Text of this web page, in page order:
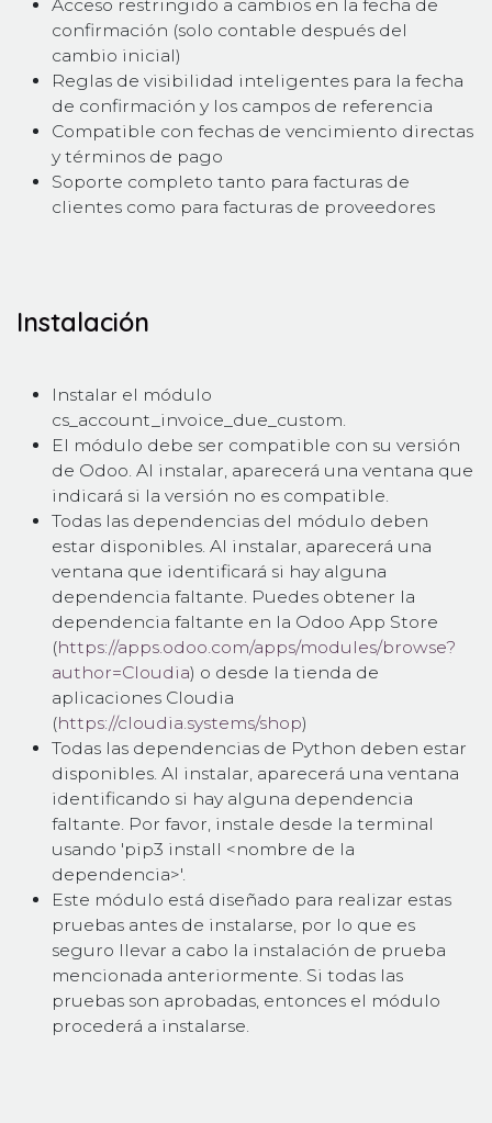
Acceso restringido a cambios en la fecha de
confirmación (solo contable después del
cambio inicial)
Reglas de visibilidad inteligentes para la fecha
de confirmación y los campos de referencia
Compatible con fechas de vencimiento directas
y términos de pago
Soporte completo tanto para facturas de
clientes como para facturas de proveedores
Instalación
Instalar el módulo
cs_account_invoice_due_custom.
El módulo debe ser compatible con su versión
de Odoo. Al instalar, aparecerá una ventana que
indicará si la versión no es compatible.
Todas las dependencias del módulo deben
estar disponibles. Al instalar, aparecerá una
ventana que identificará si hay alguna
dependencia faltante. Puedes obtener la
dependencia faltante en la Odoo App Store
(https://apps.odoo.com/apps/modules/browse?
author=Cloudia) o desde la tienda de
aplicaciones Cloudia
(https://cloudia.systems/shop)
Todas las dependencias de Python deben estar
disponibles. Al instalar, aparecerá una ventana
identificando si hay alguna dependencia
faltante. Por favor, instale desde la terminal
usando 'pip3 install <nombre de la
dependencia>'.
Este módulo está diseñado para realizar estas
pruebas antes de instalarse, por lo que es
seguro llevar a cabo la instalación de prueba
mencionada anteriormente. Si todas las
pruebas son aprobadas, entonces el módulo
procederá a instalarse.